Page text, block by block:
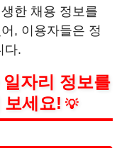
한 채용 정보를
, 이용자들은 정
다.
자리 정보를
보세요! 💡